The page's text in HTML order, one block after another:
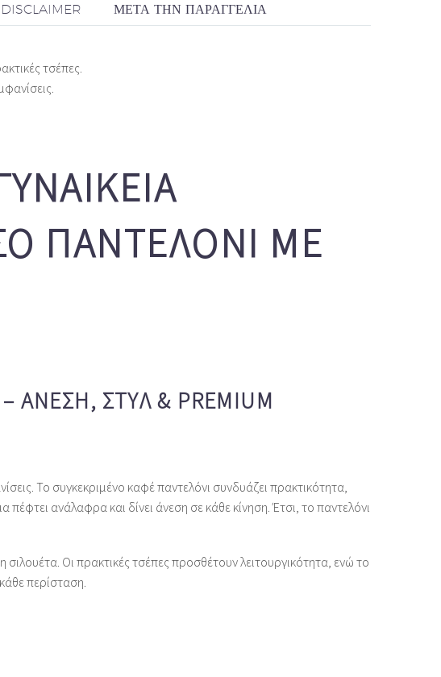
DISCLAIMER ΜΕΤΆ ΤΗΝ ΠΑΡΑΓΓΕΛΊΑ
τσέπες.
ΠΑΝΤΕΛΌΝΙ ΜΕ
ΣΤΥΛ & PREMIUM
Το συγκεκριμένο καφέ παντελόνι συνδυάζει πρακτικότητα,
ανάλαφρα και δίνει άνεση σε κάθε κίνηση. Έτσι, το παντελόνι
Οι πρακτικές τσέπες προσθέτουν λειτουργικότητα, ενώ το
περίσταση.